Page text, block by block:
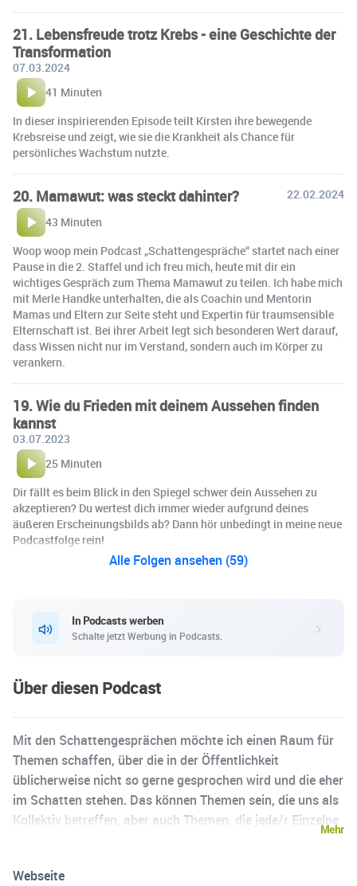
21. Lebensfreude trotz Krebs - eine Geschichte der
Transformation
07.03.2024
41 Minuten
In dieser inspirierenden Episode teilt Kirsten ihre bewegende
Krebsreise und zeigt, wie sie die Krankheit als Chance für
persönliches Wachstum nutzte.
20. Mamawut: was steckt dahinter?
22.02.2024
43 Minuten
Woop woop mein Podcast „Schattengespräche“ startet nach einer
Pause in die 2. Staffel und ich freu mich, heute mit dir ein
wichtiges Gespräch zum Thema Mamawut zu teilen. Ich habe mich
mit Merle Handke unterhalten, die als Coachin und Mentorin
Mamas und Eltern zur Seite steht und Expertin für traumsensible
Elternschaft ist. Bei ihrer Arbeit legt sich besonderen Wert darauf,
dass Wissen nicht nur im Verstand, sondern auch im Körper zu
verankern.
19. Wie du Frieden mit deinem Aussehen finden
kannst
03.07.2023
25 Minuten
Dir fällt es beim Blick in den Spiegel schwer dein Aussehen zu
akzeptieren? Du wertest dich immer wieder aufgrund deines
äußeren Erscheinungsbilds ab? Dann hör unbedingt in meine neue
Podcastfolge rein!
Alle Folgen ansehen (59)
In Podcasts werben
Schalte jetzt Werbung in Podcasts.
Über diesen Podcast
Mit den Schattengesprächen möchte ich einen Raum für
Themen schaffen, über die in der Öffentlichkeit
üblicherweise nicht so gerne gesprochen wird und die eher
im Schatten stehen. Das können Themen sein, die uns als
Kollektiv betreffen, aber auch Themen, die jede/r Einzelne
für diese Schattenthemen. Jeder im Leben hat seine
Mehr
Webseite